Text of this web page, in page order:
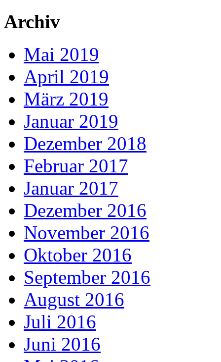
Archiv
Mai 2019
April 2019
März 2019
Januar 2019
Dezember 2018
Februar 2017
Januar 2017
Dezember 2016
November 2016
Oktober 2016
September 2016
August 2016
Juli 2016
Juni 2016